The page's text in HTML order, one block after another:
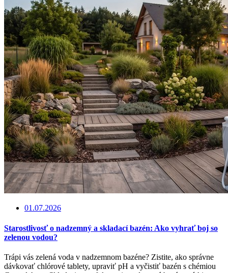
01.07.2026
Starostlivosť o nadzemný a skladací bazén: Ako vyhrať boj so
zelenou vodou?
Trápi vás zelená voda v nadzemnom bazéne? Zistite, ako správne
dávkovať chlórové tablety, upraviť pH a vyčistiť bazén s chémiou